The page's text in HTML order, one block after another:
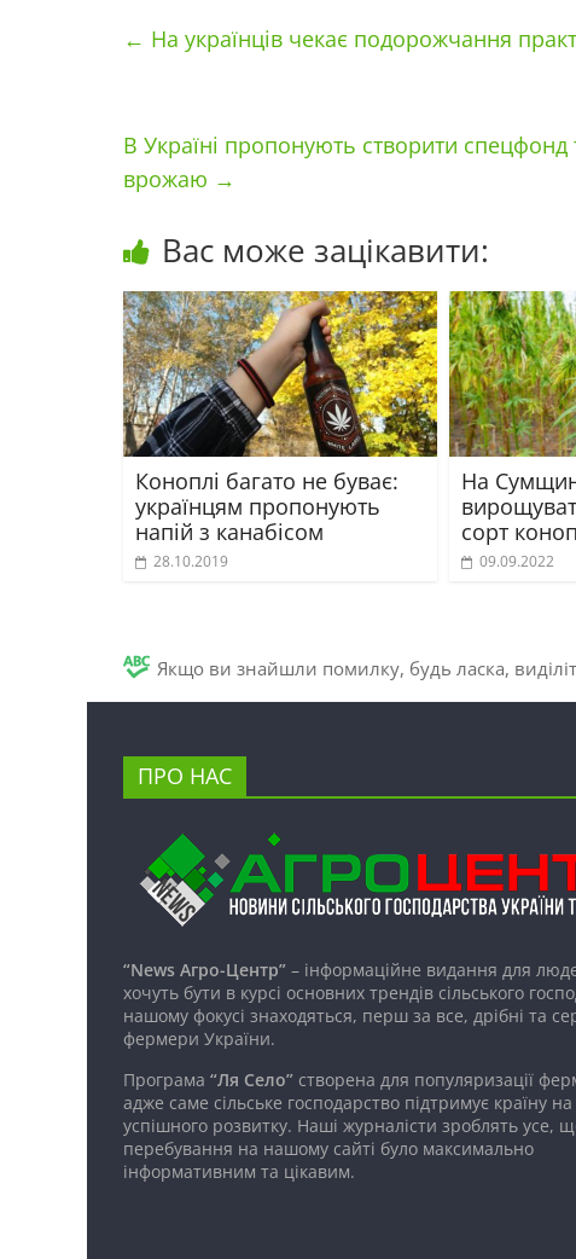
← На українців чекає подорожчання
В Україні пропонують створити спецфонд
врожаю →
Вас може зацікавити:
Коноплі багато не буває:
українцям пропонують
напій з канабісом
28.10.2019
На
сорт
09.09.2022
Якщо ви знайшли помилку, будь ласка,
ПРО НАС
“News Агро-Центр” – інформаційне видання для
хочуть бути в курсі основних трендів сільського
нашому фокусі знаходяться, перш за все, дрібні та
фермери України.
Програма “Ля Село” створена для популяризації
адже саме сільське господарство підтримує країну
успішного розвитку. Наші журналісти зроблять усе,
перебування на нашому сайті було максимально
інформативним та цікавим.